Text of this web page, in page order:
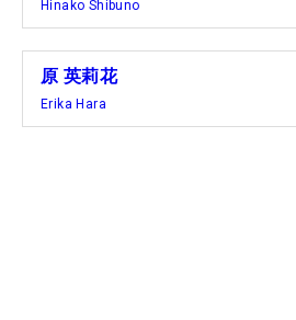
ーの大先輩”からの金言を思い
Hinako Shibuno
原 英莉花
Erika Hara